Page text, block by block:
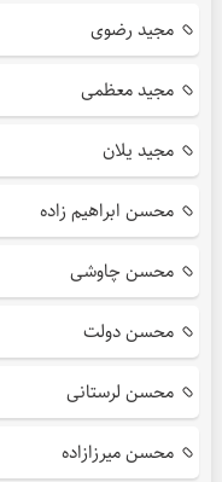
مجید رضوی
مجید معظمی
مجید یلان
محسن ابراهیم زاده
محسن چاوشی
محسن دولت
محسن لرستانی
محسن میرزازاده